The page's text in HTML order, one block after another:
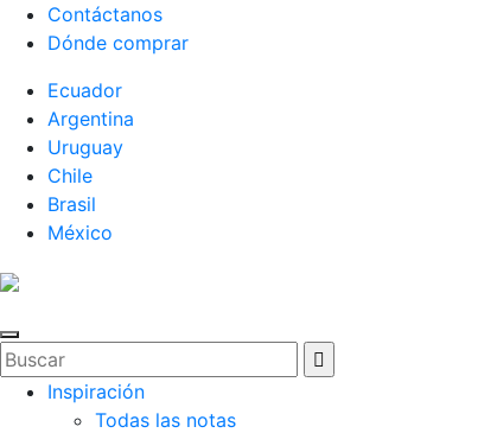
Contáctanos
Dónde comprar
Ecuador
Argentina
Uruguay
Chile
Brasil
México
Inspiración
Todas las notas